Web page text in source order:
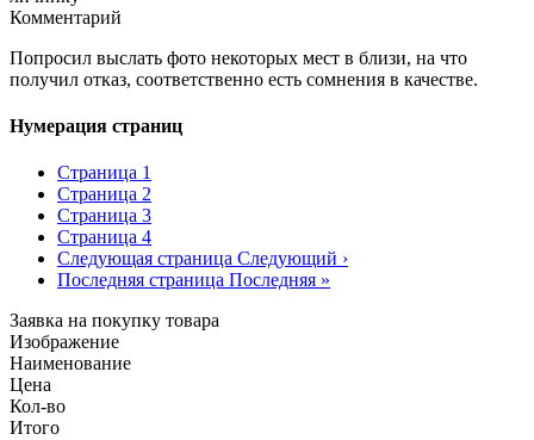
Комментарий
Попросил выслать фото некоторых мест в близи, на что
получил отказ, соответственно есть сомнения в качестве.
Нумерация страниц
Страница 1
Страница 2
Страница 3
Страница 4
Следующая страница Следующий ›
Последняя страница Последняя »
Заявка на покупку товара
Изображение
Наименование
Цена
Кол-во
Итого